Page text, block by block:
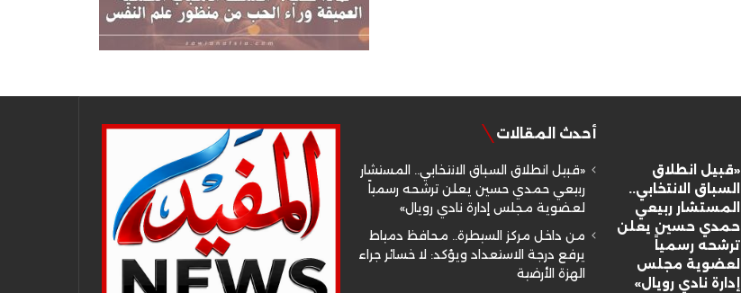
«قبيل انطلاق
السباق الانتخابي..
المستشار ربيعي
حمدي حسين يعلن
ترشحه رسمياً
لعضوية مجلس
إدارة نادي رويال»
أحدث المقالات
«قبيل انطلاق السباق الانتخابي.. المستشار
ربيعي حمدي حسين يعلن ترشحه رسمياً
لعضوية مجلس إدارة نادي رويال»
من داخل مركز السيطرة.. محافظ دمياط
يرفع درجة الاستعداد ويؤكد: لا خسائر جراء
الهزة الأرضية